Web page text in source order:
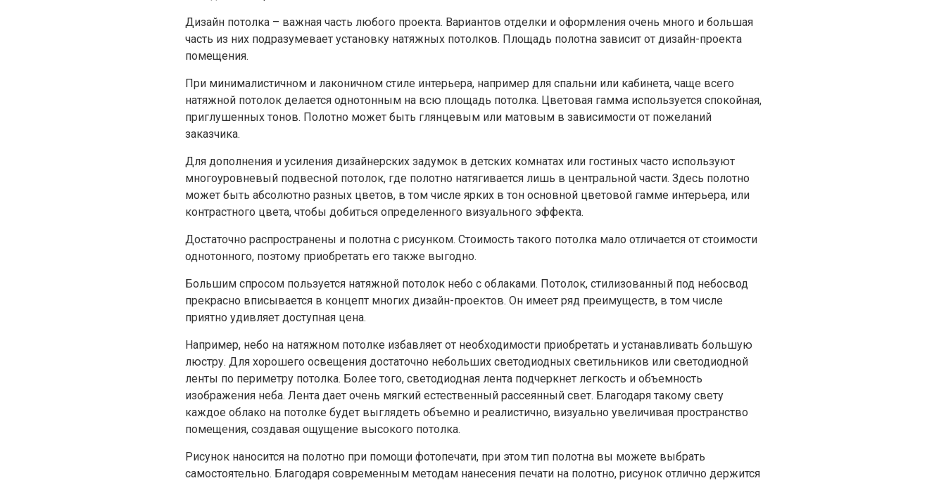
Дизайн потолка – важная часть любого проекта. Вариантов отделки и оформления очень много и большая
часть из них подразумевает установку натяжных потолков. Площадь полотна зависит от дизайн-проекта
помещения.
При минималистичном и лаконичном стиле интерьера, например для спальни или кабинета, чаще всего
натяжной потолок делается однотонным на всю площадь потолка. Цветовая гамма используется спокойная,
приглушенных тонов. Полотно может быть глянцевым или матовым в зависимости от пожеланий
заказчика.
Для дополнения и усиления дизайнерских задумок в детских комнатах или гостиных часто используют
многоуровневый подвесной потолок, где полотно натягивается лишь в центральной части. Здесь полотно
может быть абсолютно разных цветов, в том числе ярких в тон основной цветовой гамме интерьера, или
контрастного цвета, чтобы добиться определенного визуального эффекта.
Достаточно распространены и полотна с рисунком. Стоимость такого потолка мало отличается от стоимости
однотонного, поэтому приобретать его также выгодно.
Большим спросом пользуется натяжной потолок небо с облаками. Потолок, стилизованный под небосвод
прекрасно вписывается в концепт многих дизайн-проектов. Он имеет ряд преимуществ, в том числе
приятно удивляет доступная цена.
Например, небо на натяжном потолке избавляет от необходимости приобретать и устанавливать большую
люстру. Для хорошего освещения достаточно небольших светодиодных светильников или светодиодной
ленты по периметру потолка. Более того, светодиодная лента подчеркнет легкость и объемность
изображения неба. Лента дает очень мягкий естественный рассеянный свет. Благодаря такому свету
каждое облако на потолке будет выглядеть объемно и реалистично, визуально увеличивая пространство
помещения, создавая ощущение высокого потолка.
Рисунок наносится на полотно при помощи фотопечати, при этом тип полотна вы можете выбрать
самостоятельно. Благодаря современным методам нанесения печати на полотно, рисунок отлично держится